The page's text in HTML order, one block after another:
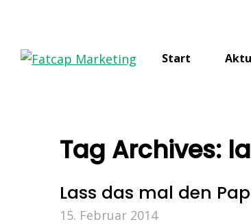
Start
Tag Archives:
Lass das mal den
15. Februar 2014